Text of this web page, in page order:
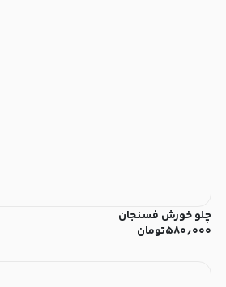
چلو خورش فسنجان
۵۸۰٫۰۰۰تومان